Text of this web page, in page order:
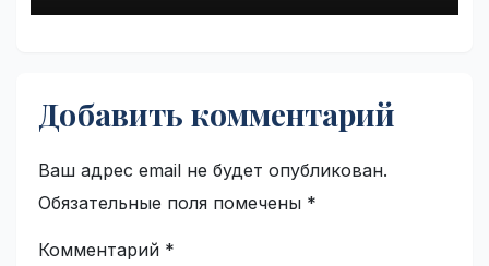
Добавить комментарий
Ваш адрес email не будет опубликован.
Обязательные поля помечены *
Комментарий *